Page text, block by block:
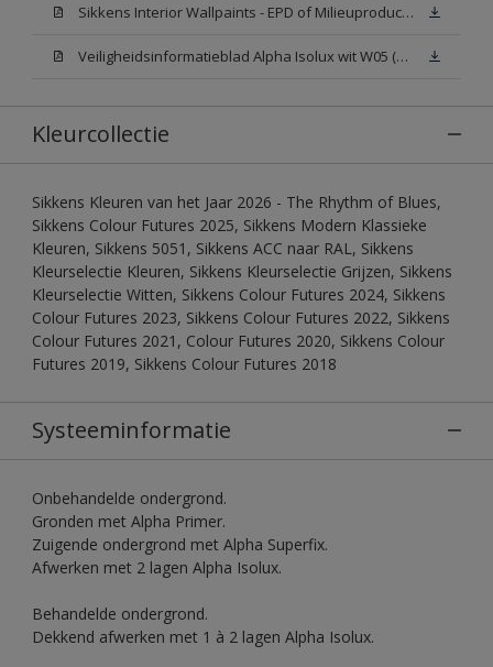
Sikkens Interior Wallpaints - EPD of Milieuproductverklaring
Veiligheidsinformatieblad Alpha Isolux wit W05 (SDS)
Kleurcollectie
Sikkens Kleuren van het Jaar 2026 - The Rhythm of Blues,
Sikkens Colour Futures 2025, Sikkens Modern Klassieke
Kleuren, Sikkens 5051, Sikkens ACC naar RAL, Sikkens
Kleurselectie Kleuren, Sikkens Kleurselectie Grijzen, Sikkens
Kleurselectie Witten, Sikkens Colour Futures 2024, Sikkens
Colour Futures 2023, Sikkens Colour Futures 2022, Sikkens
Colour Futures 2021, Colour Futures 2020, Sikkens Colour
Futures 2019, Sikkens Colour Futures 2018
Systeeminformatie
Onbehandelde ondergrond.
Gronden met Alpha Primer.
Zuigende ondergrond met Alpha Superfix.
Afwerken met 2 lagen Alpha Isolux.
Behandelde ondergrond.
Dekkend afwerken met 1 à 2 lagen Alpha Isolux.